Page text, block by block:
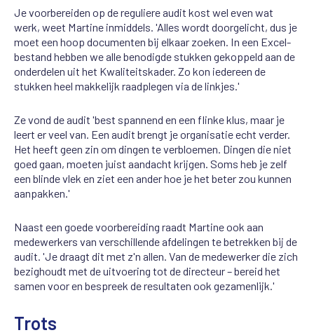
Je voorbereiden op de reguliere audit kost wel even wat
werk, weet Martine inmiddels. 'Alles wordt doorgelicht, dus je
moet een hoop documenten bij elkaar zoeken. In een Excel-
bestand hebben we alle benodigde stukken gekoppeld aan de
onderdelen uit het Kwaliteitskader. Zo kon iedereen de
stukken heel makkelijk raadplegen via de linkjes.'
Ze vond de audit 'best spannend en een flinke klus, maar je
leert er veel van. Een audit brengt je organisatie echt verder.
Het heeft geen zin om dingen te verbloemen. Dingen die niet
goed gaan, moeten juist aandacht krijgen. Soms heb je zelf
een blinde vlek en ziet een ander hoe je het beter zou kunnen
aanpakken.'
Naast een goede voorbereiding raadt Martine ook aan
medewerkers van verschillende afdelingen te betrekken bij de
audit. 'Je draagt dit met z'n allen. Van de medewerker die zich
bezighoudt met de uitvoering tot de directeur – bereid het
samen voor en bespreek de resultaten ook gezamenlijk.'
Trots